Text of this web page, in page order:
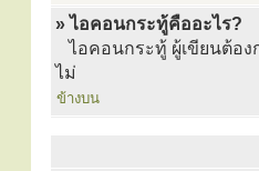
» ไอคอนกระทู้คืออะไร?
ไอคอนกระทู้ ผู้เขียนต้อ
ไม่
ข้างบน